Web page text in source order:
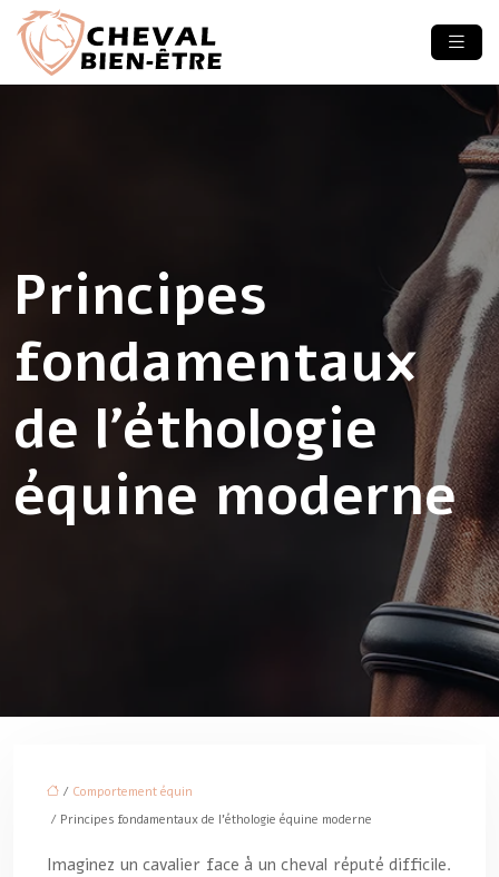
Principes
fondamentaux
de l’éthologie
équine moderne
/ Comportement équin
/ Principes fondamentaux de l’éthologie équine moderne
Imaginez un cavalier face à un cheval réputé difficile.